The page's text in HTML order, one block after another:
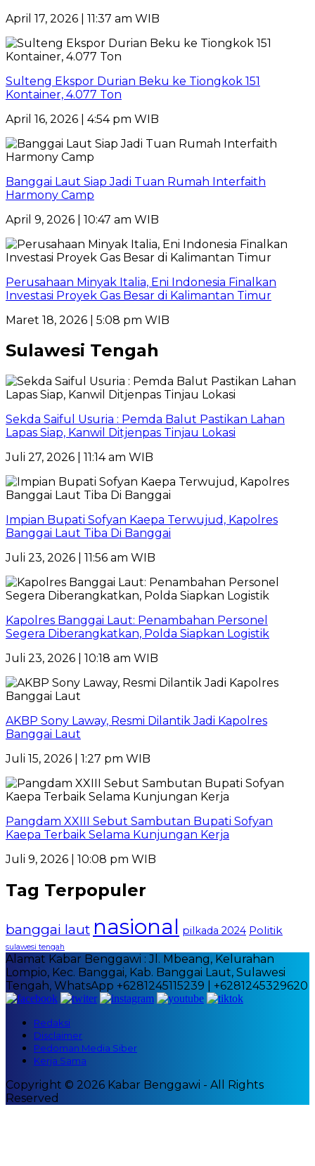
April 17, 2026 | 11:37 am WIB
Sulteng Ekspor Durian Beku ke Tiongkok 151
Kontainer, 4.077 Ton
April 16, 2026 | 4:54 pm WIB
Banggai Laut Siap Jadi Tuan Rumah Interfaith
Harmony Camp
April 9, 2026 | 10:47 am WIB
Perusahaan Minyak Italia, Eni Indonesia Finalkan
Investasi Proyek Gas Besar di Kalimantan Timur
Maret 18, 2026 | 5:08 pm WIB
Sulawesi Tengah
Sekda Saiful Usuria : Pemda Balut Pastikan Lahan
Lapas Siap, Kanwil Ditjenpas Tinjau Lokasi
Juli 27, 2026 | 11:14 am WIB
Impian Bupati Sofyan Kaepa Terwujud, Kapolres
Banggai Laut Tiba Di Banggai
Juli 23, 2026 | 11:56 am WIB
Kapolres Banggai Laut: Penambahan Personel
Segera Diberangkatkan, Polda Siapkan Logistik
Juli 23, 2026 | 10:18 am WIB
AKBP Sony Laway, Resmi Dilantik Jadi Kapolres
Banggai Laut
Juli 15, 2026 | 1:27 pm WIB
Pangdam XXIII Sebut Sambutan Bupati Sofyan
Kaepa Terbaik Selama Kunjungan Kerja
Juli 9, 2026 | 10:08 pm WIB
Tag Terpopuler
banggai laut nasional pilkada 2024 Politik
sulawesi tengah
Alamat Kabar Benggawi : Jl. Mbeang, Kelurahan
Lompio, Kec. Banggai, Kab. Banggai Laut, Sulawesi
Tengah, WhatsApp +6281245115239 | +6281245329620
Redaksi
Disclaimer
Pedoman Media Siber
Kerja Sama
Copyright © 2026 Kabar Benggawi - All Rights
Reserved